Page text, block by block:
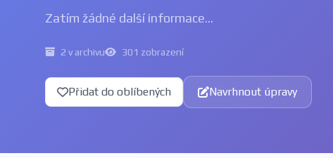
Zatím žádné další informace...
2 v archivu 301 zobrazení
Přidat do oblíbených Navrhnout úpravy